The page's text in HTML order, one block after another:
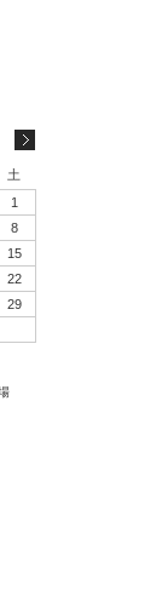
土
1
8
15
22
29